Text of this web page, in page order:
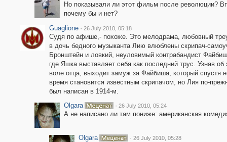
Но показывали ли этот фильм после революции?
почему бы и нет?
Guaglione · 26 July 2010, 05:18
Судя по афише,- похоже. Это мелодрама, любовный
в дочь бедного музыканта Лию влюблены скрипач-
Бронштейн и ловкий, неуловимый контрабандист
где Яшка выставляет себя как последний трус. Узнав
воле отца, выходит замуж за Файбиша, который спустя
время становится известным скрипачом, но Лия по-
был написан в 1914-м.
Olgara
· 26 July 2010, 05:24
А не написано ли там пониже: американская
Olgara · 26 July 2010, 05:28